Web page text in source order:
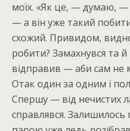
моїх. «Як це, — думаю, —
— а він уже такий
схожий. Привидом,
робити? Замахнувся та
відправив — аби сам не
Отак один за одним і
Спершу — від нечистих
справлявся.